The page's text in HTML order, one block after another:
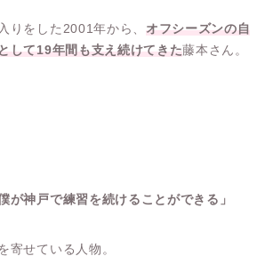
りをした2001年から、 オフシーズンの自
して19年間も支え続けてきた藤本さん。
が神戸で練習を続けることができる」
寄せている人物。